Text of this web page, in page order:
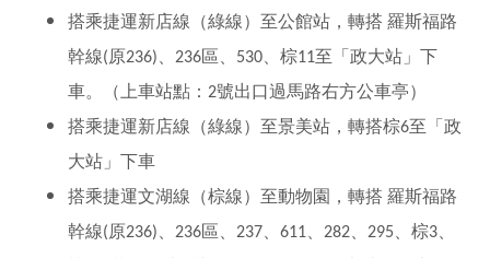
搭乘捷運新店線（綠線）至公館站，轉搭 羅斯福路
幹線(原236)、236區、530、棕11至「政大站」下
車。（上車站點：2號出口過馬路右方公車亭）
搭乘捷運新店線（綠線）至景美站，轉搭棕6至「政
大站」下車
搭乘捷運文湖線（棕線）至動物園，轉搭 羅斯福路
幹線(原236)、236區、237、611、282、295、棕3、